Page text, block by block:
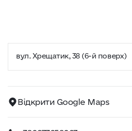
вул. Хрещатик, 38 (6-й поверх)
Відкрити Google Maps